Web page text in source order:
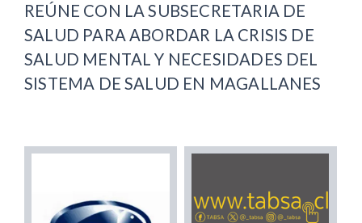
REÚNE CON LA SUBSECRETARIA DE
SALUD PARA ABORDAR LA CRISIS DE
SALUD MENTAL Y NECESIDADES DEL
SISTEMA DE SALUD EN MAGALLANES